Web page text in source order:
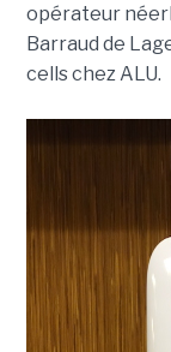
opérateur
Barraud de
cells chez ALU.